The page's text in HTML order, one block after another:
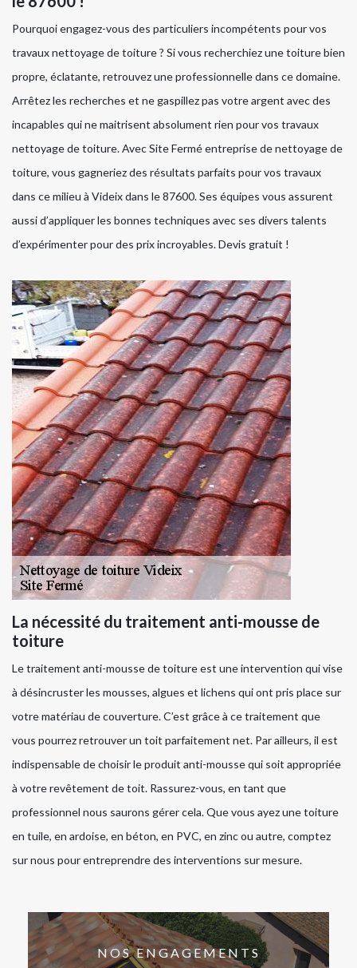
Pourquoi engagez-vous des particuliers incompétents pour vos
travaux nettoyage de toiture ? Si vous recherchiez une toiture bien
propre, éclatante, retrouvez une professionnelle dans ce domaine.
Arrêtez les recherches et ne gaspillez pas votre argent avec des
incapables qui ne maitrisent absolument rien pour vos travaux
nettoyage de toiture. Avec Site Fermé entreprise de nettoyage de
toiture, vous gagneriez des résultats parfaits pour vos travaux
dans ce milieu à Videix dans le 87600. Ses équipes vous assurent
aussi d’appliquer les bonnes techniques avec ses divers talents
d’expérimenter pour des prix incroyables. Devis gratuit !
La nécessité du traitement anti-mousse de
toiture
Le traitement anti-mousse de toiture est une intervention qui vise
à désincruster les mousses, algues et lichens qui ont pris place sur
votre matériau de couverture. C’est grâce à ce traitement que
vous pourrez retrouver un toit parfaitement net. Par ailleurs, il est
indispensable de choisir le produit anti-mousse qui soit appropriée
à votre revêtement de toit. Rassurez-vous, en tant que
professionnel nous saurons gérer cela. Que vous ayez une toiture
en tuile, en ardoise, en béton, en PVC, en zinc ou autre, comptez
sur nous pour entreprendre des interventions sur mesure.
NOS ENGAGEMENTS